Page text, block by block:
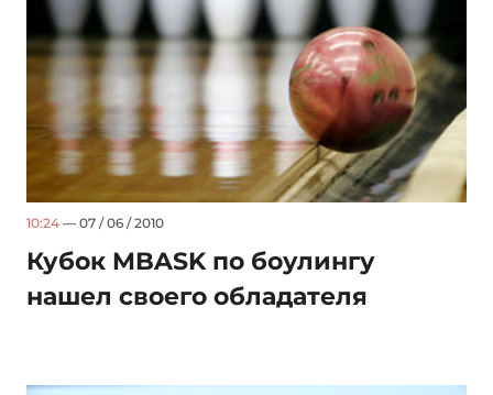
10:24 — 07 / 06 / 2010
Кубок MBASK по боулингу
нашел своего обладателя